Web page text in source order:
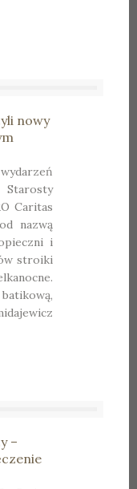
nowy
Caritas
nazwą
i
stroiki
–